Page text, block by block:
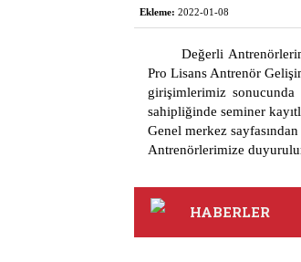
Ekleme: 2022-01-08
Değerli
Pro Lisans Antrenör
girişimlerimiz
sahipliğinde seminer
Genel merkez
Antrenörlerimize
HABERLER